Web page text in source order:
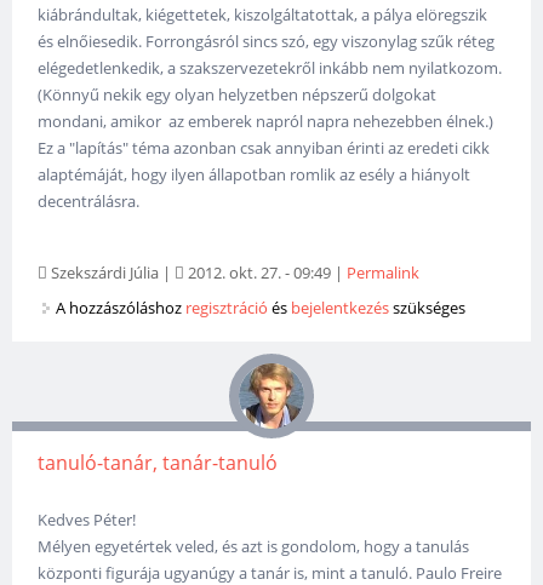
kiábrándultak, kiégettetek, kiszolgáltatottak, a pálya elöregszik
és elnőiesedik. Forrongásról sincs szó, egy viszonylag szűk réteg
elégedetlenkedik, a szakszervezetekről inkább nem nyilatkozom.
(Könnyű nekik egy olyan helyzetben népszerű dolgokat
mondani, amikor az emberek napról napra nehezebben élnek.)
Ez a "lapítás" téma azonban csak annyiban érinti az eredeti cikk
alaptémáját, hogy ilyen állapotban romlik az esély a hiányolt
decentrálásra.
Szekszárdi Júlia | 2012. okt. 27. - 09:49 | Permalink
A hozzászóláshoz regisztráció és bejelentkezésszükséges
tanuló-tanár, tanár-tanuló
Kedves Péter!
Mélyen egyetértek veled, és azt is gondolom, hogy a tanulás
központi figurája ugyanúgy a tanár is, mint a tanuló. Paulo Freire